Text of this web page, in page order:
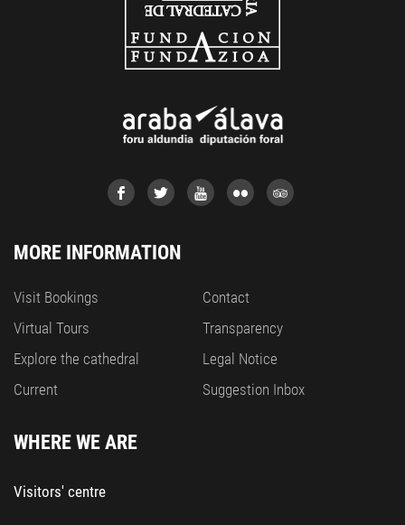
MORE INFORMATION
Visit Bookings
Virtual Tours
Explore the cathedral
Current
Contact
Transparency
Legal Notice
Suggestion Inbox
WHERE WE ARE
Visitors' centre